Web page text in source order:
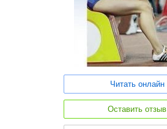
Читать онлайн
Оставить отзыв